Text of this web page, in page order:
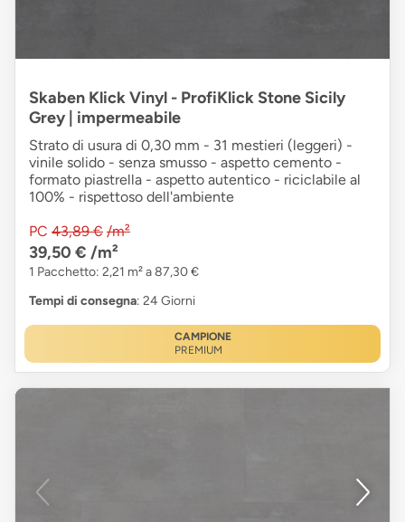
Skaben Klick Vinyl - ProfiKlick Stone Sicily
Grey | impermeabile
Strato di usura di 0,30 mm - 31 mestieri (leggeri) -
vinile solido - senza smusso - aspetto cemento -
formato piastrella - aspetto autentico - riciclabile al
100% - rispettoso dell'ambiente
PC 43,89 € /m²
39,50 € /m²
1 Pacchetto: 2,21 m² a 87,30 €
Tempi di consegna: 24 Giorni
CAMPIONE
PREMIUM